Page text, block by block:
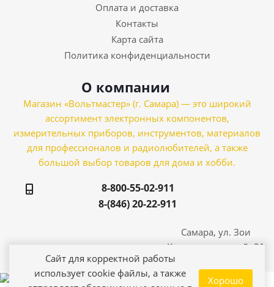
Оплата и доставка
Контакты
Карта сайта
Политика конфиденциальности
О компании
Магазин «Вольтмастер» (г. Самара) — это широкий
ассортимент электронных компонентов,
измерительных приборов, инструментов, материалов
для профессионалов и радиолюбителей, а также
большой выбор товаров для дома и хобби.
8-800-55-02-911
8-(846) 20-22-911
Самара, ул. Зои
Космодемьянской, 21
Сайт для корректной работы
использует cookie файлы, а также
Хорошо